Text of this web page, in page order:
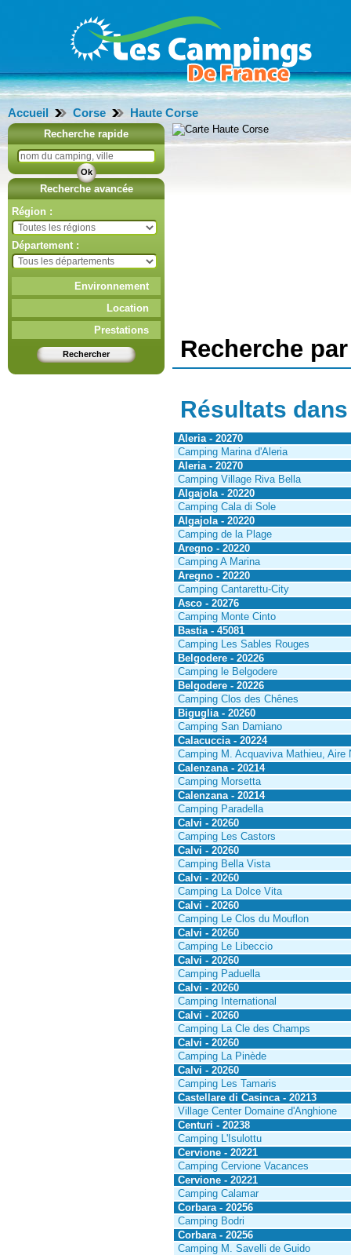
Accueil Corse Haute Corse
Recherche rapide
Recherche avancée
Région :
Département :
Environnement
Location
Prestations
Recherche
Résultats
Aleria - 20270
Camping Marina d'Aleria
Aleria - 20270
Camping Village Riva Bella
Algajola - 20220
Camping Cala di Sole
Algajola - 20220
Camping de la Plage
Aregno - 20220
Camping A Marina
Aregno - 20220
Camping Cantarettu-City
Asco - 20276
Camping Monte Cinto
Bastia - 45081
Camping Les Sables Rouges
Belgodere - 20226
Camping le Belgodere
Belgodere - 20226
Camping Clos des Chênes
Biguglia - 20260
Camping San Damiano
Calacuccia - 20224
Camping M. Acquaviva Mathieu, Aire
Calenzana - 20214
Camping Morsetta
Calenzana - 20214
Camping Paradella
Calvi - 20260
Camping Les Castors
Calvi - 20260
Camping Bella Vista
Calvi - 20260
Camping La Dolce Vita
Calvi - 20260
Camping Le Clos du Mouflon
Calvi - 20260
Camping Le Libeccio
Calvi - 20260
Camping Paduella
Calvi - 20260
Camping International
Calvi - 20260
Camping La Cle des Champs
Calvi - 20260
Camping La Pinède
Calvi - 20260
Camping Les Tamaris
Castellare di Casinca - 20213
Village Center Domaine d'Anghione
Centuri - 20238
Camping L'Isulottu
Cervione - 20221
Camping Cervione Vacances
Cervione - 20221
Camping Calamar
Corbara - 20256
Camping Bodri
Corbara - 20256
Camping M. Savelli de Guido